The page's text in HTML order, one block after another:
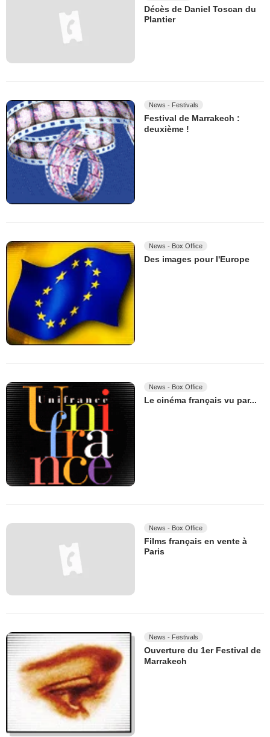
Décès de Daniel Toscan du
Plantier
News - Festivals
Festival de Marrakech :
deuxième !
News - Box Office
Des images pour l'Europe
News - Box Office
Le cinéma français vu par...
News - Box Office
Films français en vente à
Paris
News - Festivals
Ouverture du 1er Festival de
Marrakech